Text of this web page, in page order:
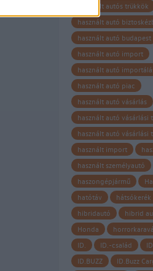
használt autós trükkök
használt autó
használt autó budapest
használt autó import
használt autó
használt autó piac
használt autó vásárlás
használt autó vásárlási
használt autó vásárlási
használt import
használt személyautó
haszongépjármű
hatótáv
hibridautó
hibrid
Honda
ID.
ID.-család
ID.BUZZ
ID.Buzz